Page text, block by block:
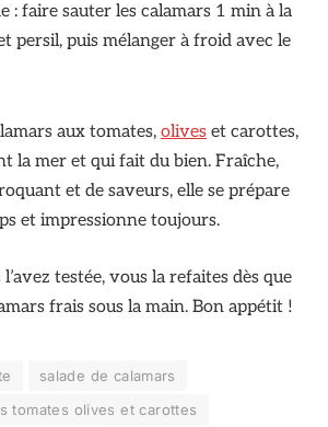
: faire sauter les calamars 1 min à la
persil, puis mélanger à froid avec le
aux tomates, olives et carottes,
la mer et qui fait du bien. Fraîche,
et de saveurs, elle se prépare
et impressionne toujours.
testée, vous la refaites dès que
frais sous la main. Bon appétit !
salade de calamars
tomates olives et carottes